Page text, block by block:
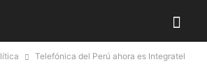
Telefónica del Perú ahora es Integratel